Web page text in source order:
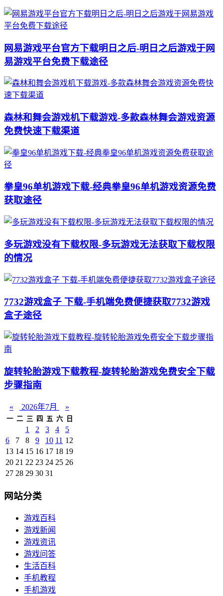
网易游戏平台官方下载明日之后-明日之后游戏于网
易游戏平台免费下载途径
森林和舞会游戏机下载游戏-多款森林舞会游戏资源
免费快速下载渠道
拳皇96单机游戏下载-经典拳皇96单机游戏资源免费
获取途径
多玩游戏没有下载权限-多玩游戏无法获取下载权限
的情况
7732游戏盒子 下载-手机端免费便捷获取7732游戏
盒子途径
旋转轮胎游戏下载教程-旋转轮胎游戏免费安全下载
步骤指南
« 2026年7月 »
一 二 三 四 五 六 日
1 2 3 4
5
6
7 8 9 10 11 12
13 14 15 16 17 18 19
20 21 22 23 24 25 26
27 28 29 30 31
网站分类
游戏百科
游戏新闻
游戏资讯
游戏问答
生活百科
手机教程
手机游戏